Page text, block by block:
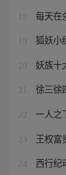
18 每天在
19 狐妖小
20 妖族十
21 徐三徐
22 一人之
23 王权富
24 西行纪